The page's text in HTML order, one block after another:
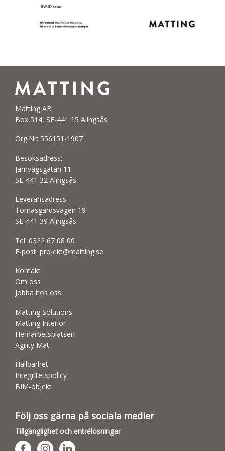
Matting AB
Box 514, SE-441 15 Alingsås
Org.Nr: 556151-1907
Besöksadress:
Järnvägsgatan 11
SE-441 32 Alingsås
Leveransadress:
Tomasgårdsvägen 19
SE-441 39 Alingsås
Tel: 0322 67 08 00
E-post: projekt@matting.se
Kontakt
Om oss
Jobba hos oss
Matting Solutions
Matting Interior
Hemarbetsplatsen
Agility Mat
Hållbarhet
Integritetspolicy
BIM-objekt
Följ oss gärna på sociala medier
Tillgänglighet och entrélösningar